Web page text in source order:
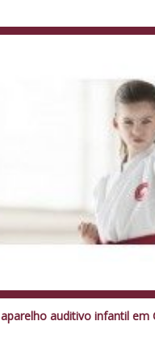
aparelho auditivo infantil em